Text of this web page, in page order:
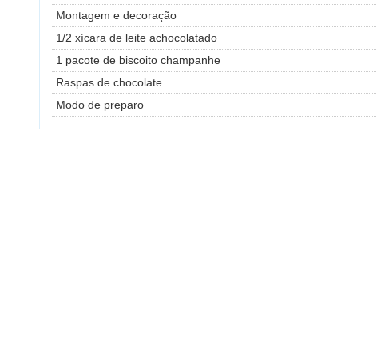
Montagem e decoração
1/2 xícara de leite achocolatado
1 pacote de biscoito champanhe
Raspas de chocolate
Modo de preparo